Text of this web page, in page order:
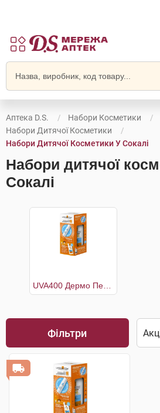
Аптека D.S.
Набори Косметики
Набори Дитячої Косметики
Набори Дитячої Косметики У Сокалі
Набори дитячої
Сокалі
Фільтри